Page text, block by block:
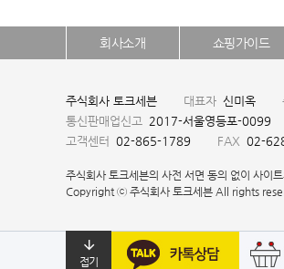
회사소개 쇼핑가이드
주식회사 토크세븐 대표자 신미옥
통신판매업신고 2017-서울영등포-0099
고객센터 02-865-1789 FAX 02-
주식회사 토크세븐의 사전 서면 동의 없이 사이
Copyright ⓒ 주식회사 토크세븐 All rights
접기